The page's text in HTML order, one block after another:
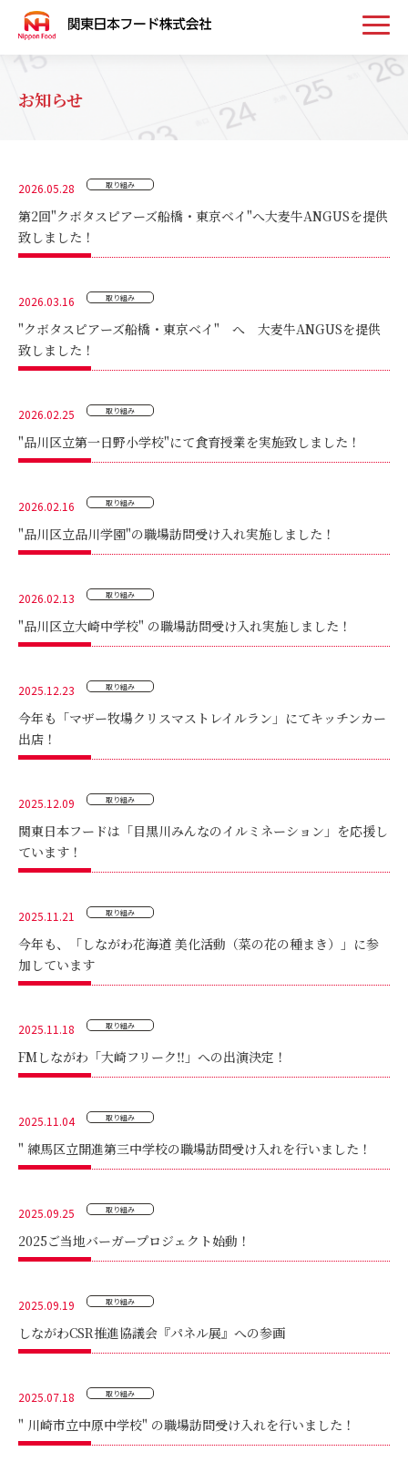
トップ
事業案内
取扱い商品
会社案内
お知らせ
2026.05.28 取り組み
第2回"クボタスピアーズ船橋・東京ベイ"へ大麦牛ANGUSを提供
致しました！
2026.03.16 取り組み
"クボタスピアーズ船橋・東京ベイ" へ 大麦牛ANGUSを提供
致しました！
2026.02.25 取り組み
"品川区立第一日野小学校"にて食育授業を実施致しました！
2026.02.16 取り組み
"品川区立品川学園"の職場訪問受け入れ実施しました！
2026.02.13 取り組み
"品川区立大崎中学校" の職場訪問受け入れ実施しました！
2025.12.23 取り組み
今年も「マザー牧場クリスマストレイルラン」にてキッチンカー
出店！
2025.12.09 取り組み
関東日本フードは「目黒川みんなのイルミネーション」を応援し
ています！
2025.11.21 取り組み
今年も、「しながわ花海道 美化活動（菜の花の種まき）」に参
加しています
2025.11.18 取り組み
FMしながわ「大崎フリーク‼」への出演決定！
2025.11.04 取り組み
" 練馬区立開進第三中学校の職場訪問受け入れを行いました！
2025.09.25 取り組み
2025ご当地バーガープロジェクト始動！
2025.09.19 取り組み
しながわCSR推進協議会『パネル展』への参画
2025.07.18 取り組み
" 川崎市立中原中学校" の職場訪問受け入れを行いました！